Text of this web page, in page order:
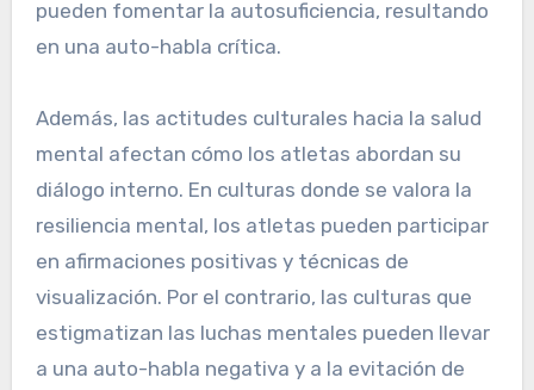
pueden fomentar la autosuficiencia, resultando
en una auto-habla crítica.
Además, las actitudes culturales hacia la salud
mental afectan cómo los atletas abordan su
diálogo interno. En culturas donde se valora la
resiliencia mental, los atletas pueden participar
en afirmaciones positivas y técnicas de
visualización. Por el contrario, las culturas que
estigmatizan las luchas mentales pueden llevar
a una auto-habla negativa y a la evitación de